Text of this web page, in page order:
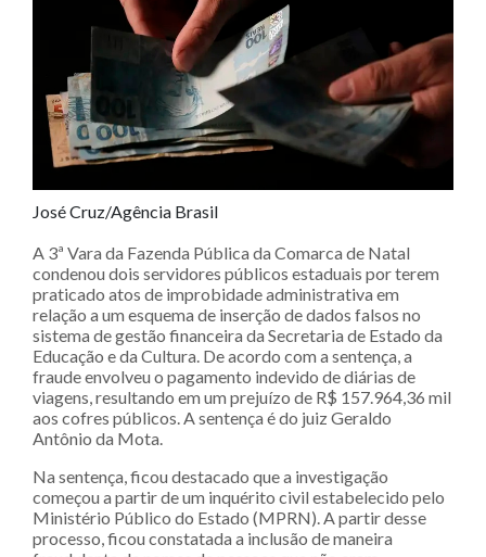
José Cruz/Agência Brasil
A 3ª Vara da Fazenda Pública da Comarca de Natal
condenou dois servidores públicos estaduais por terem
praticado atos de improbidade administrativa em
relação a um esquema de inserção de dados falsos no
sistema de gestão financeira da Secretaria de Estado da
Educação e da Cultura. De acordo com a sentença, a
fraude envolveu o pagamento indevido de diárias de
viagens, resultando em um prejuízo de R$ 157.964,36 mil
aos cofres públicos. A sentença é do juiz Geraldo
Antônio da Mota.
Na sentença, ficou destacado que a investigação
começou a partir de um inquérito civil estabelecido pelo
Ministério Público do Estado (MPRN). A partir desse
processo, ficou constatada a inclusão de maneira